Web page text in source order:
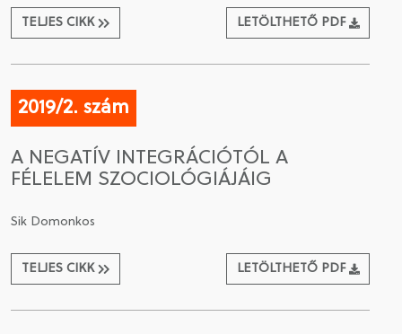
TELJES CIKK LETÖLTHETŐ PDF
2019/2. szám
A NEGATÍV INTEGRÁCIÓTÓL A
FÉLELEM SZOCIOLÓGIÁJÁIG
Sik Domonkos
TELJES CIKK LETÖLTHETŐ PDF